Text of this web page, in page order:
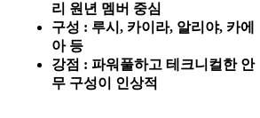
리 원년 멤버 중심
구성 : 루시, 카이라, 알리야, 카에
아 등
강점 : 파워풀하고 테크니컬한 안
무 구성이 인상적